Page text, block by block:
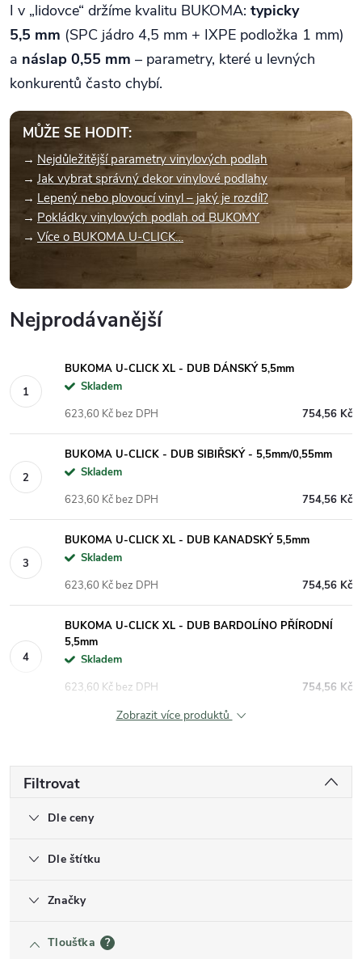
I v „lidovce“ držíme kvalitu BUKOMA: typicky
5,5 mm (SPC jádro 4,5 mm + IXPE podložka 1 mm)
a náslap 0,55 mm – parametry, které u levných
konkurentů často chybí.
MŮŽE SE HODIT:
Nejdůležitější parametry vinylových podlah
Jak vybrat správný dekor vinylové podlahy
Lepený nebo plovoucí vinyl – jaký je rozdíl?
Pokládky vinylových podlah od BUKOMY
Více o BUKOMA U-CLICK…
Nejprodávanější
BUKOMA U-CLICK XL - DUB DÁNSKÝ 5,5mm
Skladem
754,56 Kč
623,60 Kč bez DPH
BUKOMA U-CLICK - DUB SIBIŘSKÝ - 5,5mm/0,55mm
Skladem
754,56 Kč
623,60 Kč bez DPH
BUKOMA U-CLICK XL - DUB KANADSKÝ 5,5mm
Skladem
754,56 Kč
623,60 Kč bez DPH
BUKOMA U-CLICK XL - DUB BARDOLÍNO PŘÍRODNÍ
5,5mm
Skladem
754,56 Kč
623,60 Kč bez DPH
Zobrazit více produktů
Filtrovat
Dle ceny
Dle štítku
Značky
Tloušťka ?